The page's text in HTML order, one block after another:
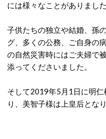
には様々なことがありました
子供たちの独立や結婚、孫
グ、多くの公務、ご自身の
の自然災害時にはご夫婦で
添ってくださいました。
そして2019年5月1日に明
り、美智子様は上皇后となり